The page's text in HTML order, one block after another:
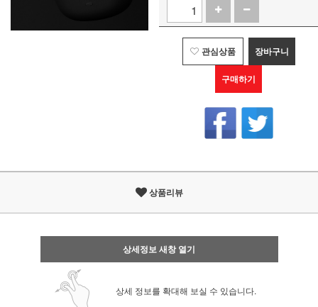
관심상품 장바구니
구매하기
상품리뷰
상세정보 새창 열기
상세 정보를 확대해 보실 수 있습니다.